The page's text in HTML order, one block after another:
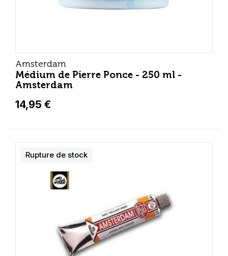
Amsterdam
Médium de Pierre Ponce - 250 ml -
Amsterdam
14,95 €
Rupture de stock